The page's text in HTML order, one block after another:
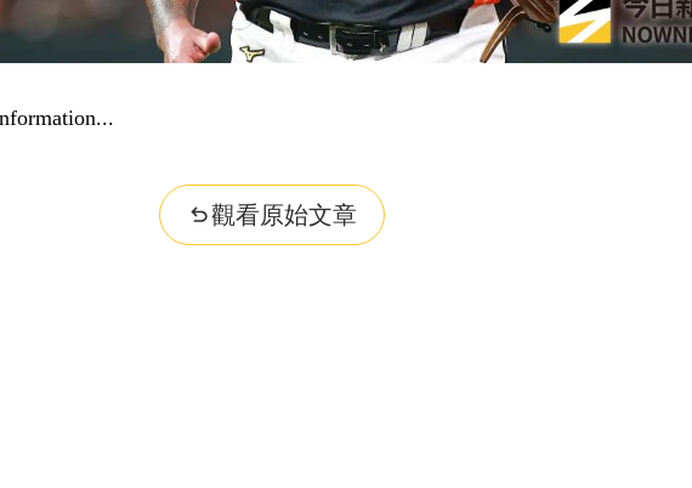
觀看原始文章